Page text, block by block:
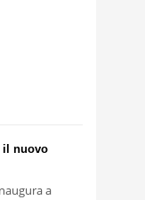
il nuovo
a